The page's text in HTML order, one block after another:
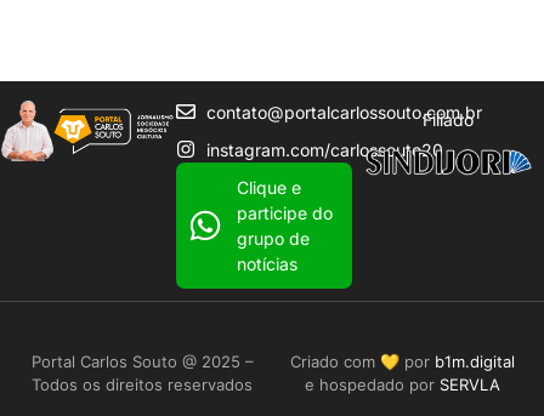
contato@portalcarlossouto.com.br
instagram.com/carlossouto20
Clique e
participe do
grupo de
notícias
Filiado
Portal Carlos Souto @ 2025 –
Todos os direitos reservados
Criado com 💛 por b1m.digital
e hospedado por SERVLA